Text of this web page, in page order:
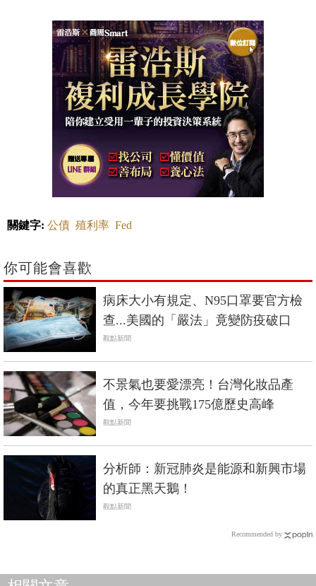
關鍵字: 公債 殖利率 Fed
你可能會喜歡
病床大小有規定、N95口罩要官方檢
查...美國的「嚴法」竟變防疫破口
觀點新聞
不景氣也要愛漂亮！台灣化妝品產
值，今年要挑戰175億歷史高峰
觀點新聞
分析師：新冠肺炎是能源和新興市場
的真正黑天鵝！
觀點新聞
Recommended by